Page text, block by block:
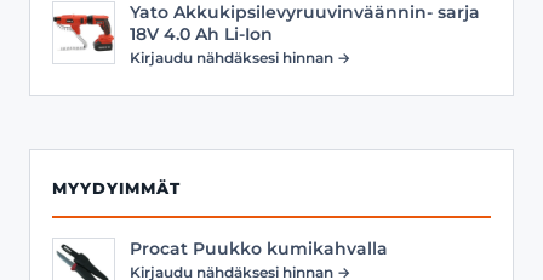
Yato Akkukipsilevyruuvinväännin- sarja
18V 4.0 Ah Li-Ion
Kirjaudu nähdäksesi hinnan →
MYYDYIMMÄT
Procat Puukko kumikahvalla
Kirjaudu nähdäksesi hinnan →